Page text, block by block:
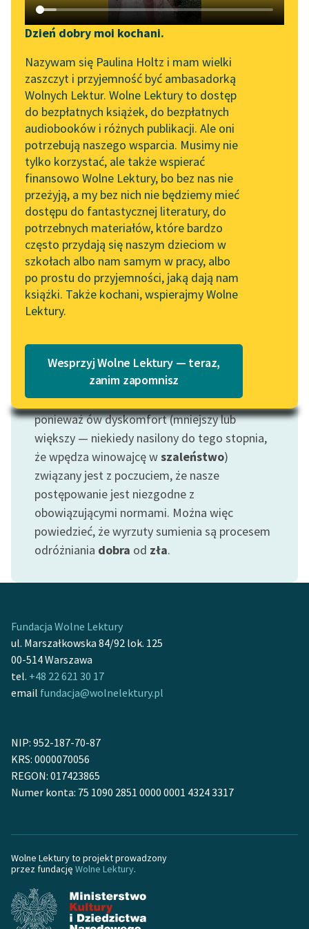
Katalog DAISY
Podkasty o książkach
Zgłoś brak utworu
Aktualności
„Prokurator Alicja Horn”
do słuchania
Byliśmy częścią AI Impact
Lab
Zapraszamy na spotkanie
online z tłumaczkami
literatury skandynawskiej
Spotkanie z Katarzyną
Tunkiel w Oslo
102. lata temu zmarł
Joseph Conrad
Lektury szkolne i klasyka
literatury do słuchania dla
uczennic i uczniów z
niepełnosprawnościami
E-kolekcja lektur
szkolnych i literatury do
słuchania dla uczennic i
uczniów z
niepełnosprawnościami
Feministyczne inspiracje.
skandynawskiej literatury
Ręce pełne poezji
Kolekcje edukacyjne
twórców przechodzących
do domeny publicznej,
Odkurzamy bohaterów
Szkoła Poezji Wolnych
Lektur
Narzędzia
Mapa Wolnych Lektur
Leśmianator
Przewodnik dla piszących i
czytających
API
OAI-PMH
Widget Wolnych Lektur
Przypisy
Katalog w formacie PDF
Kontakt
Zespół
Dzień dobry moi kochani.
Nazywam się Paulina Holtz i mam wielki
zaszczyt i przyjemność być ambasadorką
Wolnych Lektur. Wolne Lektury to dostęp
do bezpłatnych książek, do bezpłatnych
audiobooków i różnych publikacji. Ale oni
potrzebują naszego wsparcia. Musimy nie
tylko korzystać, ale także wspierać
finansowo Wolne Lektury, bo bez nas nie
przeżyją, a my bez nich nie będziemy mieć
dostępu do fantastycznej literatury, do
potrzebnych materiałów, które bardzo
często przydają się naszym dzieciom w
szkołach albo nam samym w pracy, albo
po prostu do przyjemności, jaką dają nam
książki. Także kochani, wspierajmy Wolne
Lektury.
Wesprzyj Wolne Lektury — teraz,
zanim zapomnisz
Urke Nachalnik
Poczuł wyrzuty
sumienia. Wiedział, że
Aniela jest za czysta,
aby mogła te brudy
wysłuchać. Bał...
Czytaj więcej
Motyw: Wyrzuty sumienia
uwagę na sytuacje, w których bohater
odczuwa psychiczny dyskomfort w związku ze
czynami . Są to sytuacje, w których
dokonuje się rodzaj etycznej samooceny,
ponieważ ów dyskomfort (mniejszy lub
większy — niekiedy nasilony do tego stopnia,
że wpędza winowajcę wszaleństwo)
związany jest z poczuciem, że nasze
postępowanie jest niezgodne z
obowiązującymi normami. Można więc
powiedzieć, że wyrzuty sumienia są procesem
odróżniania dobra od zła.
Fundacja Wolne Lektury
ul. Marszałkowska 84/92 lok. 125
00-514 Warszawa
tel. +48 22 621 30 17
email fundacja@wolnelektury.pl
NIP: 952-187-70-87
KRS: 0000070056
REGON: 017423865
Numer konta: 75 1090 2851 0000 0001 4324 3317
Wolne Lektury to projekt prowadzony
przez fundację Wolne Lektury.